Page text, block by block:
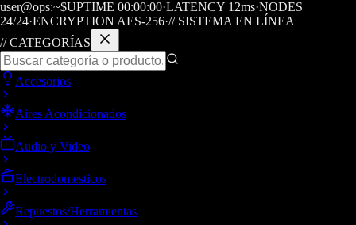
user@ops:~$UPTIME 00:00:00·LATENCY 12ms·NODES
24/24·ENCRYPTION AES-256·// SISTEMA EN LÍNEA
// CATEGORÍAS
Accesorios
Aires Acondicionados
Audio y Video
Electrodomesticos
Repuestos/Herramientas